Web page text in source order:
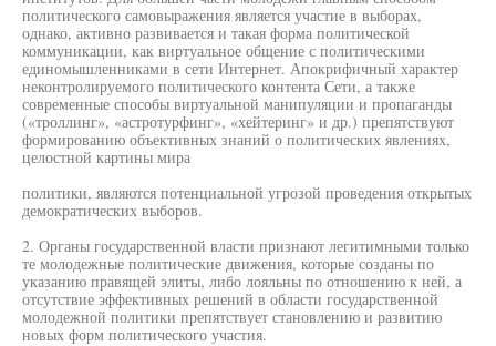
политического самовыражения является участие в выборах,
однако, активно развивается и такая форма политической
коммуникации, как виртуальное общение с политическими
единомышленниками в сети Интернет. Апокрифичный характер
неконтролируемого политического контента Сети, а также
современные способы виртуальной манипуляции и пропаганды
(«троллинг», «астротурфинг», «хейтеринг» и др.) препятствуют
формированию объективных знаний о политических явлениях,
целостной картины мира
политики, являются потенциальной угрозой проведения открытых
демократических выборов.
2. Органы государственной власти признают легитимными только
те молодежные политические движения, которые созданы по
указанию правящей элиты, либо лояльны по отношению к ней, а
отсутствие эффективных решений в области государственной
молодежной политики препятствует становлению и развитию
новых форм политического участия.